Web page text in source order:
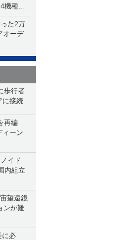
種を
た2万
オーデ
歩行者
接続
再編
ィーン
イド
内組立
望遠鏡
ンが難
に必